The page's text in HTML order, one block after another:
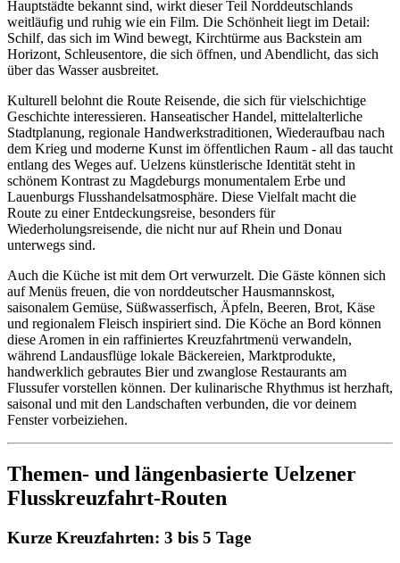
Hauptstädte bekannt sind, wirkt dieser Teil Norddeutschlands
weitläufig und ruhig wie ein Film. Die Schönheit liegt im Detail:
Schilf, das sich im Wind bewegt, Kirchtürme aus Backstein am
Horizont, Schleusentore, die sich öffnen, und Abendlicht, das sich
über das Wasser ausbreitet.
Kulturell belohnt die Route Reisende, die sich für vielschichtige
Geschichte interessieren. Hanseatischer Handel, mittelalterliche
Stadtplanung, regionale Handwerkstraditionen, Wiederaufbau nach
dem Krieg und moderne Kunst im öffentlichen Raum - all das taucht
entlang des Weges auf. Uelzens künstlerische Identität steht in
schönem Kontrast zu Magdeburgs monumentalem Erbe und
Lauenburgs Flusshandelsatmosphäre. Diese Vielfalt macht die
Route zu einer Entdeckungsreise, besonders für
Wiederholungsreisende, die nicht nur auf Rhein und Donau
unterwegs sind.
Auch die Küche ist mit dem Ort verwurzelt. Die Gäste können sich
auf Menüs freuen, die von norddeutscher Hausmannskost,
saisonalem Gemüse, Süßwasserfisch, Äpfeln, Beeren, Brot, Käse
und regionalem Fleisch inspiriert sind. Die Köche an Bord können
diese Aromen in ein raffiniertes Kreuzfahrtmenü verwandeln,
während Landausflüge lokale Bäckereien, Marktprodukte,
handwerklich gebrautes Bier und zwanglose Restaurants am
Flussufer vorstellen können. Der kulinarische Rhythmus ist herzhaft,
saisonal und mit den Landschaften verbunden, die vor deinem
Fenster vorbeiziehen.
Themen- und längenbasierte Uelzener
Flusskreuzfahrt-Routen
Kurze Kreuzfahrten: 3 bis 5 Tage